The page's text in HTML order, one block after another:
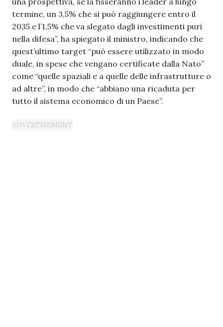
termine, un 3,5% che si può raggiungere entro il
2035 e l’1,5% che va slegato dagli investimenti puri
nella difesa”, ha spiegato il ministro, indicando che
quest’ultimo target “può essere utilizzato in modo
duale, in spese che vengano certificate dalla Nato”
come “quelle spaziali e a quelle delle infrastrutture o
ad altre”, in modo che “abbiano una ricaduta per
tutto il sistema economico di un Paese”.